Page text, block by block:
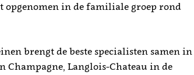
opgenomen in de familiale groep rond
brengt de beste specialisten samen in
Champagne, Langlois-Chateau in de